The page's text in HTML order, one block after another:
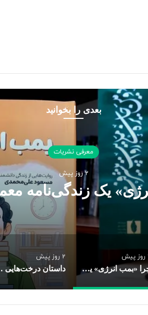
بعدی را بخوانید
معرفی نشریات
2 روز پیش
یک زندگی‌نامه
چرا «بمب انرژی» یک زندگی‌نامه معمولی نیست؟
2 روز پیش
داستان